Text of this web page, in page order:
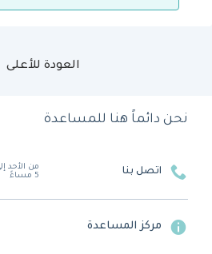
العودة للأعلى
نحن دائماً هنا للمساعدة
اتصل بنا
5 مساءً
مركز المساعدة